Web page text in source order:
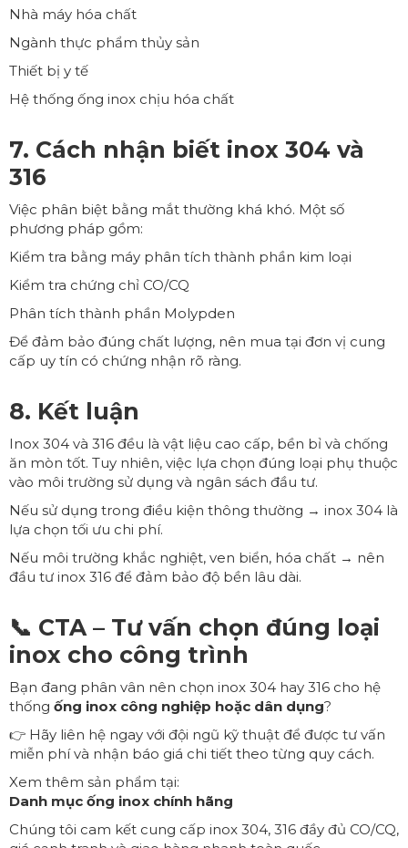
Nhà máy hóa chất
Ngành thực phẩm thủy sản
Thiết bị y tế
Hệ thống ống inox chịu hóa chất
7. Cách nhận biết inox 304 và
316
Việc phân biệt bằng mắt thường khá khó. Một số
phương pháp gồm:
Kiểm tra bằng máy phân tích thành phần kim loại
Kiểm tra chứng chỉ CO/CQ
Phân tích thành phần Molypden
Để đảm bảo đúng chất lượng, nên mua tại đơn vị cung
cấp uy tín có chứng nhận rõ ràng.
8. Kết luận
Inox 304 và 316 đều là vật liệu cao cấp, bền bỉ và chống
ăn mòn tốt. Tuy nhiên, việc lựa chọn đúng loại phụ thuộc
vào môi trường sử dụng và ngân sách đầu tư.
Nếu sử dụng trong điều kiện thông thường → inox 304 là
lựa chọn tối ưu chi phí.
Nếu môi trường khắc nghiệt, ven biển, hóa chất → nên
đầu tư inox 316 để đảm bảo độ bền lâu dài.
📞 CTA – Tư vấn chọn đúng loại
inox cho công trình
Bạn đang phân vân nên chọn inox 304 hay 316 cho hệ
thống ống inox công nghiệp hoặc dân dụng?
👉 Hãy liên hệ ngay với đội ngũ kỹ thuật để được tư vấn
miễn phí và nhận báo giá chi tiết theo từng quy cách.
Xem thêm sản phẩm tại:
Danh mục ống inox chính hãng
Chúng tôi cam kết cung cấp inox 304, 316 đầy đủ CO/CQ,